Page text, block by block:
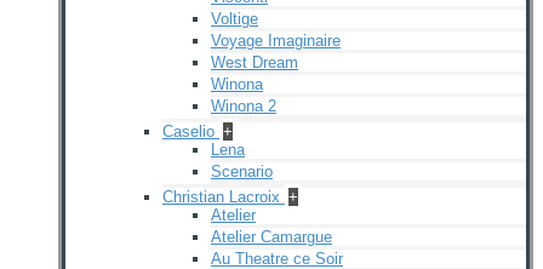
Voltige
Voyage Imaginaire
West Dream
Winona
Winona 2
Caselio +
Lena
Scenario
Christian Lacroix +
Atelier
Atelier Camargue
Au Theatre ce Soir